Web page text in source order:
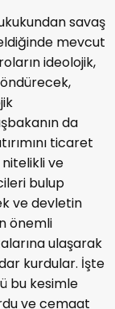
savaş
mevcut
ideolojik,
da
ticaret
nitelikli ve
bulup
ve devletin
önemli
ulaşarak
kurdular. İşte
bu kesimle
ve cemaat